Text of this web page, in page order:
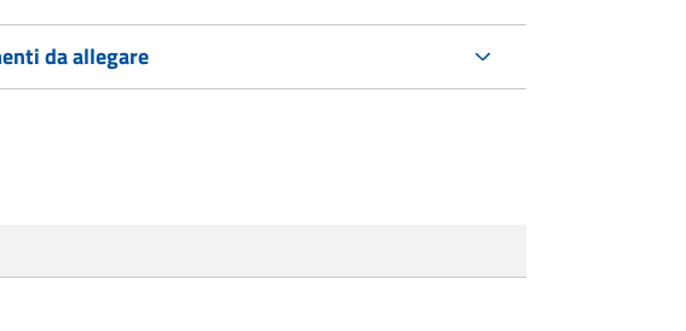
da allegare